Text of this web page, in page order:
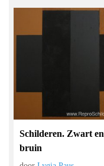
Schilderen. Zwart en
bruin